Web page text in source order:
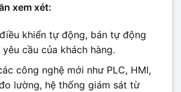
xem xét:
khiển tự động, bán tự động
cầu của khách hàng.
công nghệ mới như PLC, HMI,
lường, hệ thống giám sát từ